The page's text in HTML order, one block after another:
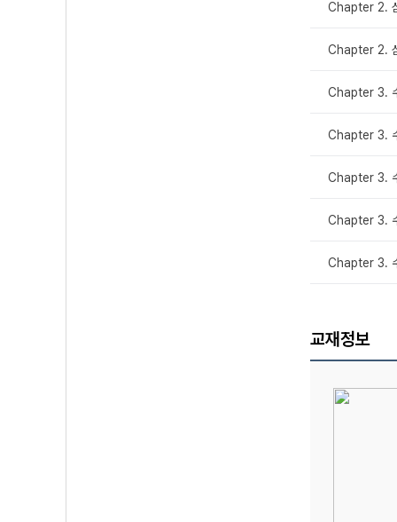
Chapter 2.
Chapter 2.
Chapter 3.
Chapter 3.
Chapter 3.
Chapter 3.
Chapter 3.
교재정보